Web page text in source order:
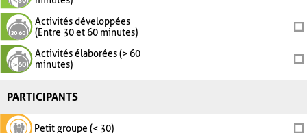
Activités développées
(Entre 30 et 60 minutes)
Activités élaborées (> 60
minutes)
PARTICIPANTS
Petit groupe (< 30)